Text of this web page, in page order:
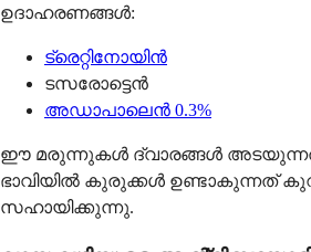
ഉദാഹരണങ്ങൾ:
ട്രെറ്റിനോയിൻ
ടസരോട്ടെൻ
അഡാപാലെൻ 0.3%
ഈ മരുന്നുകൾ ദ്വാരങ്ങൾ
ഭാവിയിൽ കുരുക്കൾ ഉണ്ടാകുന്നത്
സഹായിക്കുന്നു.